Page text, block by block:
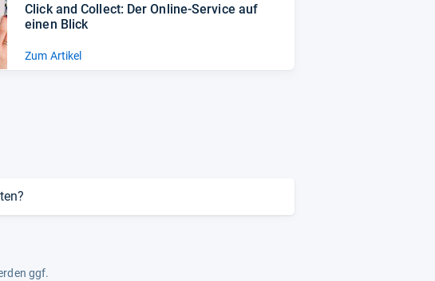
Click and Col­lect: Der Online-​Ser­vice auf
einen Blick
Zum Artikel
ggf.